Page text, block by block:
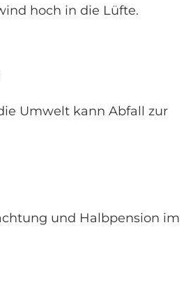
hoch in die Lüfte.
Umwelt kann Abfall zur
und Halbpension im